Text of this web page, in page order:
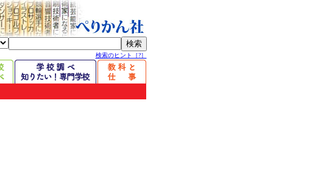
検索のヒント［?］